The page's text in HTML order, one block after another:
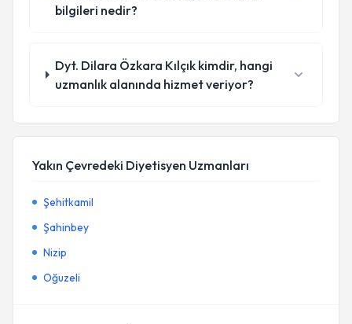
bilgileri nedir?
Dyt. Dilara Özkara Kılçık kimdir, hangi
uzmanlık alanında hizmet veriyor?
Yakın Çevredeki Diyetisyen Uzmanları
Şehitkamil
Şahinbey
Nizip
Oğuzeli